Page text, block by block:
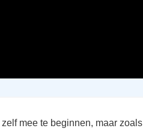
mee te beginnen, maar zoals